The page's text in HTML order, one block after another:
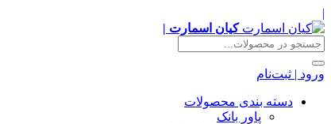
|
کیان اسمارت |
ورود | ثبت‌نام
دسته بندی محصولات
پاور بانک